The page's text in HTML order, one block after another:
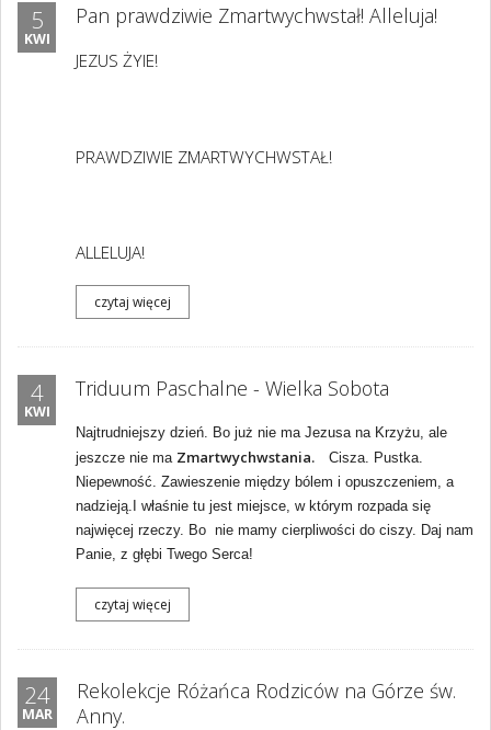
5
KWI
Pan prawdziwie Zmartwychwstał! Alleluja!
JEZUS ŻYIE!
PRAWDZIWIE ZMARTWYCHWSTAŁ!
ALLELUJA!
czytaj więcej
4
KWI
Triduum Paschalne - Wielka Sobota
Najtrudniejszy dzień. Bo już nie ma Jezusa na Krzyżu, ale
jeszcze nie ma Zmartwychwstania.
Cisza. Pustka.
Niepewność. Zawieszenie między bólem i opuszczeniem, a
nadzieją.I właśnie tu jest miejsce, w którym rozpada się
najwięcej rzeczy. Bo nie mamy cierpliwości do ciszy. Daj nam
Panie, z głębi Twego Serca!
czytaj więcej
24
MAR
Rekolekcje Różańca Rodziców na Górze św.
Anny.